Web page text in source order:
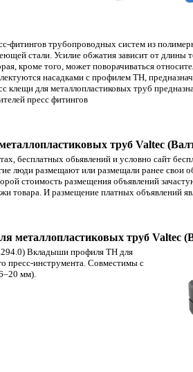
фитингов трубопроводных систем из
стали. Усилие обжатия зависит от длины
кроме того, может поворачиваться
насадками с профилем ТН,
для металлопластиковых труб
пресс фитингов
труб Valtec
бесплатных обьявлений и условно сайт
люди размещают или размещали ранее свои
стоимость размещения объявлений
товара. И размещение платных объявлений
металлопластиковых труб Valtec
Вкладыши профиля ТН для
пресс-инструмента. Совместимы с
мм).